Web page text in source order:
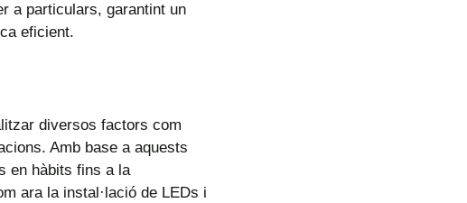
a particulars, garantint un
eficient.
diversos factors com
Amb base a aquests
en hàbits fins a la
ara la instal·lació de LEDs i